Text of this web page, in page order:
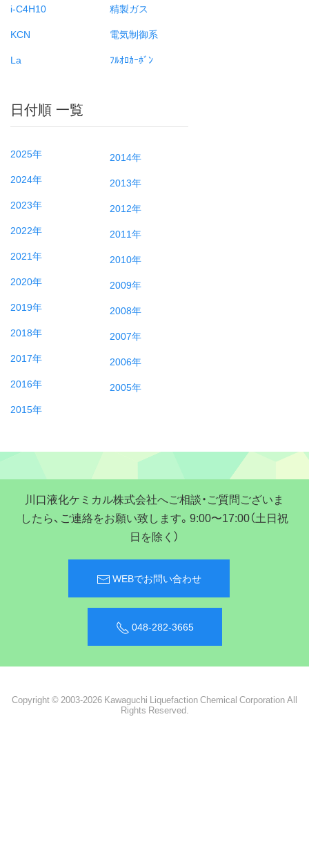
i-C4H10
KCN
La
精製ガス
電気制御系
ﾌﾙｵﾛｶｰﾎﾞﾝ
日付順 一覧
2025年
2024年
2023年
2022年
2021年
2020年
2019年
2018年
2017年
2016年
2015年
2014年
2013年
2012年
2011年
2010年
2009年
2008年
2007年
2006年
2005年
川口液化ケミカル株式会社へご相談・ご質問ございま
したら、ご連絡をお願い致します。9:00〜17:00（土日祝
日を除く）
WEBでお問い合わせ
048-282-3665
Copyright © 2003-2026 Kawaguchi Liquefaction Chemical Corporation All
Rights Reserved.